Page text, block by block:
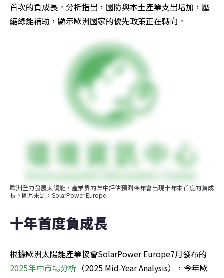
首次的負成長。分析指出，國防與本土產業支出增加，壓
縮綠能補助，顯示歐洲國家的優先政策正在轉向。
歐洲全力發展太陽能，產業界的年中評估預測今年會出現十年來首度的負成
長。圖片來源：SolarPower Europe
十年首度負成長
根據歐洲太陽能產業協會SolarPower Europe7月發布的
2025年中市場分析 （2025 Mid-Year Analysis），今年歐